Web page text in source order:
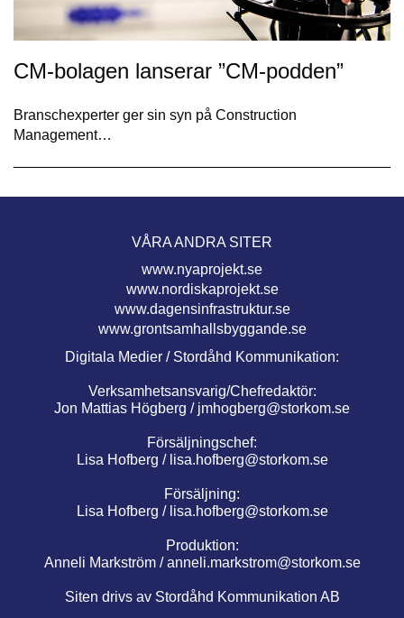
CM-bolagen lanserar ”CM-podden”
Branschexperter ger sin syn på Construction
Management…
VÅRA ANDRA SITER
www.nyaprojekt.se
www.nordiskaprojekt.se
www.dagensinfrastruktur.se
www.grontsamhallsbyggande.se
Digitala Medier / Stordåhd Kommunikation:
Verksamhetsansvarig/Chefredaktör:
Jon Mattias Högberg / jmhogberg@storkom.se
Försäljningschef:
Lisa Hofberg / lisa.hofberg@storkom.se
Försäljning:
Lisa Hofberg / lisa.hofberg@storkom.se
Produktion:
Anneli Markström /anneli.markstrom@storkom.se
Siten drivs av Stordåhd Kommunikation AB